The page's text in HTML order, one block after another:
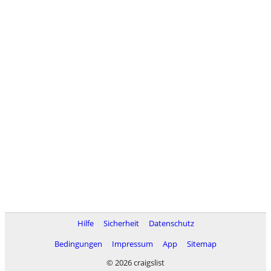
Hilfe Sicherheit
Datenschutz
Bedingungen
Impressum App
Sitemap
© 2026 craigslist